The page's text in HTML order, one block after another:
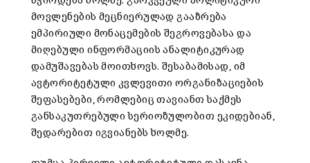
მოვლენების მეცნიერულად გააზრება
ემპირიული მონაცემების შეგროვებასა და
მიღებული ინფორმაციის ანალიტიკურად
დამუშავებას მოითხოვს. შესაბამისად, იმ
ავტორიტეტული კვლევითი ორგანიზაციების
შეფასებები, რომლებიც თავიანთ საქმეს
განსაკუთრებული სერიოზულობით ეკიდებიან,
შედარებით იგვიანებს ხოლმე.